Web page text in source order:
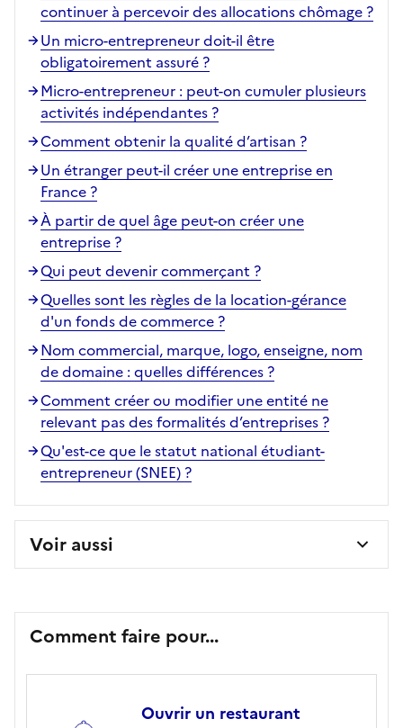
continuer à percevoir des allocations chômage ?
Un micro-entrepreneur doit-il être
obligatoirement assuré ?
Micro-entrepreneur : peut-on cumuler plusieurs
activités indépendantes ?
Comment obtenir la qualité d’artisan ?
Un étranger peut-il créer une entreprise en
France ?
À partir de quel âge peut-on créer une
entreprise ?
Qui peut devenir commerçant ?
Quelles sont les règles de la location-gérance
d'un fonds de commerce ?
Nom commercial, marque, logo, enseigne, nom
de domaine : quelles différences ?
Comment créer ou modifier une entité ne
relevant pas des formalités d’entreprises ?
Qu'est-ce que le statut national étudiant-
entrepreneur (SNEE) ?
Voir aussi
Comment faire pour...
Ouvrir un restaurant